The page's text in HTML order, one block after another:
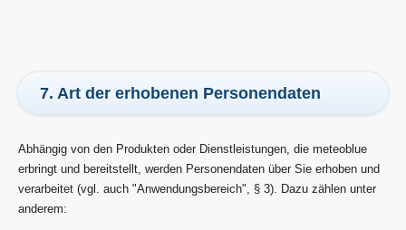
7. Art der erhobenen Personendaten
Abhängig von den Produkten oder Dienstleistungen, die meteoblue
erbringt und bereitstellt, werden Personendaten über Sie erhoben und
verarbeitet (vgl. auch "Anwendungsbereich", § 3). Dazu zählen unter
anderem: